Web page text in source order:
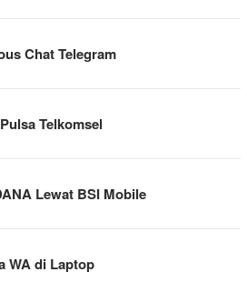
Chat Telegram
Telkomsel
Lewat BSI Mobile
WA di Laptop